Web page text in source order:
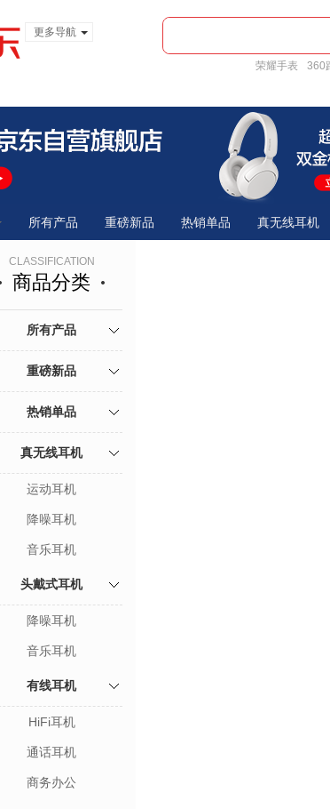
更多导航
荣耀手表 360
所有产品 重磅新品 热销单品 真无线耳机
CLASSIFICATION
商品分类
所有产品
重磅新品
热销单品
真无线耳机
运动耳机
降噪耳机
音乐耳机
头戴式耳机
降噪耳机
音乐耳机
有线耳机
HiFi耳机
通话耳机
商务办公